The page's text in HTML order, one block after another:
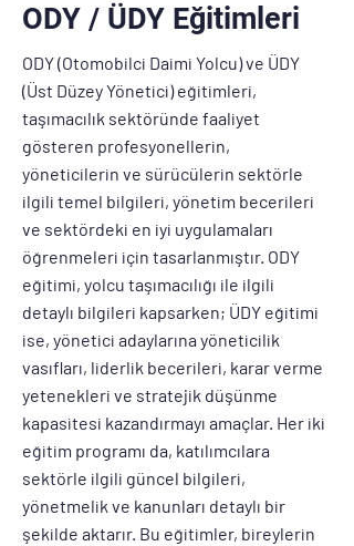
ODY / ÜDY Eğitimleri
ODY (Otomobilci Daimi Yolcu) ve ÜDY
(Üst Düzey Yönetici) eğitimleri,
taşımacılık sektöründe faaliyet
gösteren profesyonellerin,
yöneticilerin ve sürücülerin sektörle
ilgili temel bilgileri, yönetim becerileri
ve sektördeki en iyi uygulamaları
öğrenmeleri için tasarlanmıştır. ODY
eğitimi, yolcu taşımacılığı ile ilgili
detaylı bilgileri kapsarken; ÜDY eğitimi
ise, yönetici adaylarına yöneticilik
vasıfları, liderlik becerileri, karar verme
yetenekleri ve stratejik düşünme
kapasitesi kazandırmayı amaçlar. Her iki
eğitim programı da, katılımcılara
sektörle ilgili güncel bilgileri,
yönetmelik ve kanunları detaylı bir
şekilde aktarır. Bu eğitimler, bireylerin